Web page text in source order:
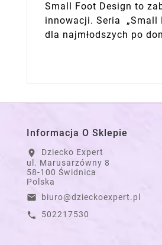
Small Foot Design to
innowacji. Seria „Small
dla najmłodszych po
Informacja O Sklepie
location_on
Dziecko Expert
ul. Marusarzówny 8
58-100 Świdnica
Polska
email biuro@dzieckoexpert.pl
call 502217530